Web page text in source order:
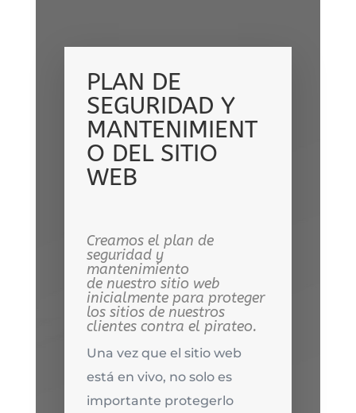
PLAN DE
SEGURIDAD Y
MANTENIMIENT
O DEL SITIO
WEB
Creamos el plan de
seguridad y
mantenimiento
de nuestro sitio web
inicialmente para proteger
los sitios de nuestros
clientes contra el pirateo.
Una vez que el sitio web
está en vivo, no solo es
importante protegerlo